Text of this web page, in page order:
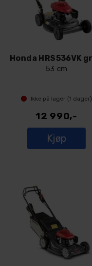
53 cm
Ikke på lager (1 dager)
12 990,-
Kjøp